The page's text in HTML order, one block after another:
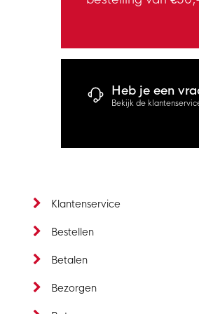
Heb je een
Bekijk de
Klantenservice
Bestellen
Betalen
Bezorgen